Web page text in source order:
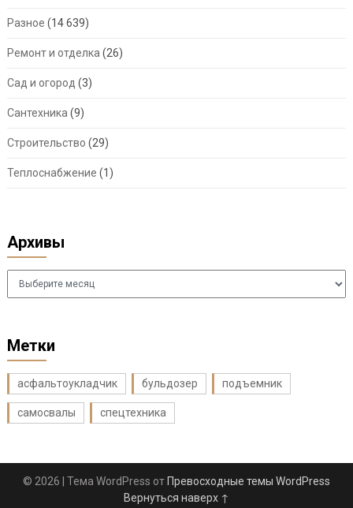
Разное (14 639)
Ремонт и отделка (26)
Сад и огород (3)
Сантехника (9)
Строительство (29)
Теплоснабжение (1)
Архивы
Архивы
Метки
асфальтоукладчик бульдозер подъемник
самосвалы спецтехника
© 2026 | Тема WordPress от Превосходные темы WordPress
Вернуться наверх ↑